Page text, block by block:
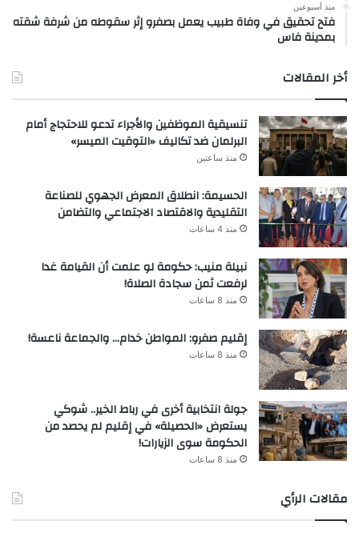
منذ أسبوعين
فتح تحقيق في وفاة طبيب يعمل بصفرو إثر سقوطه من شرفة شقته
بمدينة فاس
أخر المقالات
تنسيقية الموظفين والأجراء تدعو للاحتجاج أمام
البرلمان ضد تكاليف «التوقيت الميسر»
منذ ساعتين
الحسيمة: انطلاق المعرض الجهوي للصناعة
التقليدية والاقتصاد الاجتماعي والتضامن
منذ 4 ساعات
نبيلة منيب: حكومة لو علمت أن القيامة غدا
لرفعت ثمن سجادة الصلاة!
منذ 8 ساعات
إقليم صفرو: المواطن خدام… والجماعة ناعسة!
منذ 8 ساعات
جولة انتخابية أخرى في رباط الخير.. شوكي
يستعرض «الحصيلة» في إقليم لم يحصد من
الحكومة سوى الزيارات!
منذ 8 ساعات
مقالات الرأي